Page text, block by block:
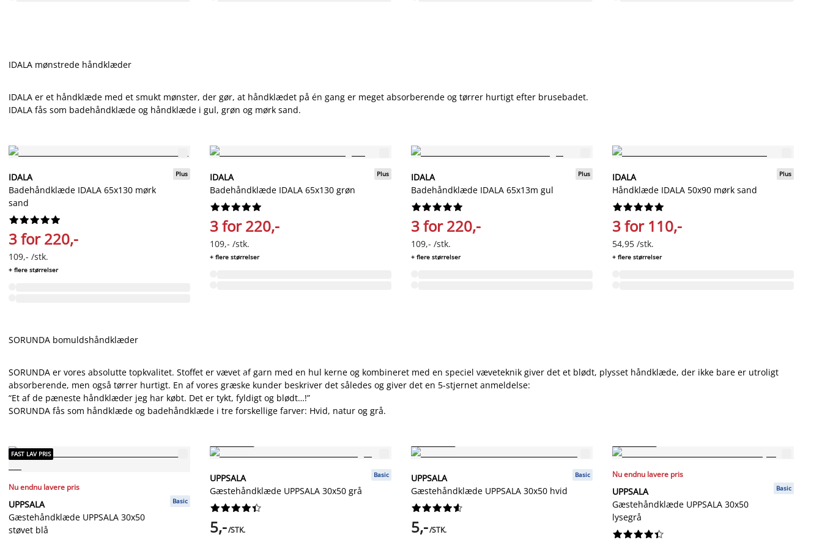
IDALA mønstrede håndklæder
IDALA er et håndklæde med et smukt mønster, der gør, at håndklædet på én gang er meget absorberende og tørrer hurtigt efter brusebadet.
IDALA fås som badehåndklæde og håndklæde i gul, grøn og mørk sand.
IDALA
Badehåndklæde IDALA 65x130 mørk
sand
Plus






3 for 220,-
109,- /stk.
+ flere størrelser
IDALA
Badehåndklæde IDALA 65x130 grøn
Plus






3 for 220,-
109,- /stk.
+ flere størrelser
IDALA
Badehåndklæde IDALA 65x13m gul
Plus






3 for 220,-
109,- /stk.
+ flere størrelser
IDALA
Håndklæde IDALA 50x90 mørk sand
Plus






3 for 110,-
54,95 /stk.
+ flere størrelser
SORUNDA bomuldshåndklæder
SORUNDA er vores absolutte topkvalitet. Stoffet er vævet af garn med en hul kerne og kombineret med en speciel væveteknik giver det et blødt, plysset håndklæde, der ikke bare er utroligt
absorberende, men også tørrer hurtigt. En af vores græske kunder beskriver det således og giver det en 5-stjernet anmeldelse:
“Et af de pæneste håndklæder jeg har købt. Det er tykt, fyldigt og blødt…!”
SORUNDA fås som håndklæde og badehåndklæde i tre forskellige farver: Hvid, natur og grå.
FAST LAV PRIS
Nu endnu lavere pris
UPPSALA
Gæstehåndklæde UPPSALA 30x50
støvet blå
Basic
UPPSALA
Gæstehåndklæde UPPSALA 30x50 grå
Basic






5,-/STK.
UPPSALA
Gæstehåndklæde UPPSALA 30x50 hvid
Basic






5,-/STK.
Nu endnu lavere pris
UPPSALA
Gæstehåndklæde UPPSALA 30x50
lysegrå
Basic





